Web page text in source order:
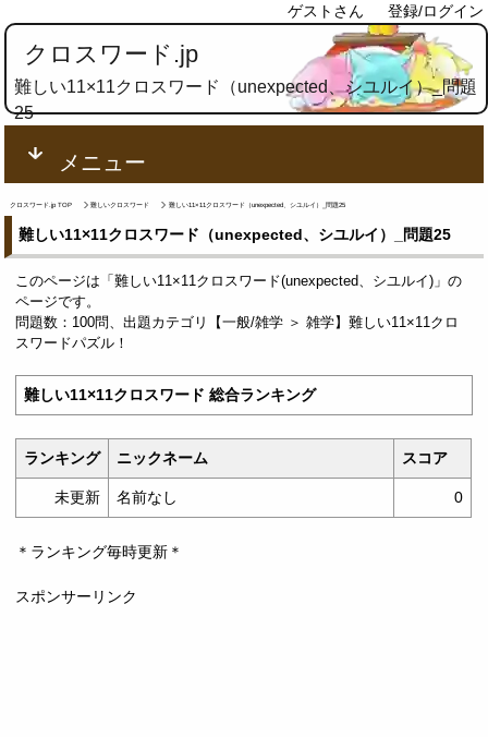
ゲストさん 登録/ログイン
クロスワード.jp
難しい11×11クロスワード（unexpected、シユルイ）_問題
25
メニュー
クロスワード.jp TOP 難しいクロスワード 難しい11×11クロスワード（unexpected、シユルイ）_問題25
難しい11×11クロスワード（unexpected、シユルイ）_問題25
このページは「難しい11×11クロスワード(unexpected、シユルイ)」の
ページです。
問題数：100問、出題カテゴリ【一般/雑学 ＞ 雑学】難しい11×11クロ
スワードパズル！
難しい11×11クロスワード 総合ランキング
ランキング ニックネーム スコア
未更新 名前なし 0
＊ランキング毎時更新＊
スポンサーリンク